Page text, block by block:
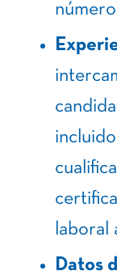
laboral
Datos